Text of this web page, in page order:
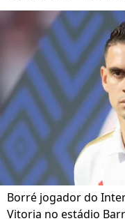
Borré jogador do
Vitoria no estádio